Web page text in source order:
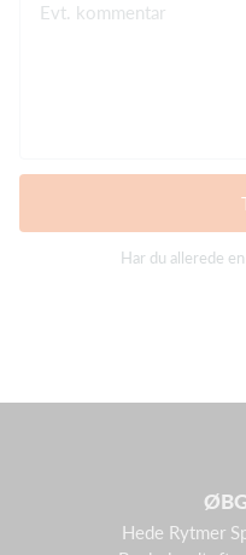
Evt. kommentar
Har du allerede
Hede Rytmer